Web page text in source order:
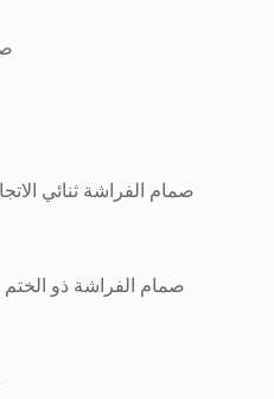
صمام الفراشة ثنائي
صمام الفراشة ذو الختم